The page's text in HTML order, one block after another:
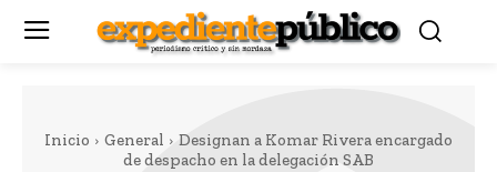
Inicio General
Designan a Komar Rivera encargado
de despacho en la delegación SAB